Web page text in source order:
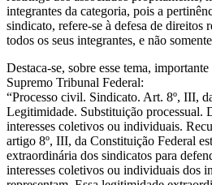
integrantes da categoria, pois a
sindicato, refere-se à defesa de direitos
todos os seus integrantes, e não
Destaca-se, sobre esse tema,
Supremo Tribunal Federal:
“Processo civil. Sindicato. Art. 8º, III,
Legitimidade. Substituição processual.
interesses coletivos ou individuais.
artigo 8º, III, da Constituição Federal
extraordinária dos sindicatos para
interesses coletivos ou individuais dos